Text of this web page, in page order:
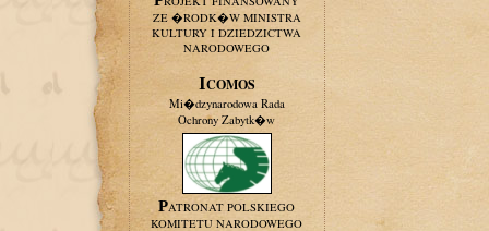
ZE �RODK�W MINISTRA
KULTURY I DZIEDZICTWA
NARODOWEGO
ICOMOS
Mi�dzynarodowa Rada
Ochrony Zabytk�w
PATRONAT POLSKIEGO
KOMITETU NARODOWEGO